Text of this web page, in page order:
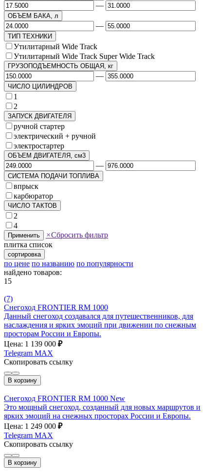
—
ОБЪЕМ БАКА, л
—
ТИП ТЕХНИКИ
Утилитарный Wide Track
Утилитарный Wide Track Super Wide Track
ГРУЗОПОДЪЕМНОСТЬ ОБЩАЯ, кг
—
ЧИСЛО ЦИЛИНДРОВ
1
2
ЗАПУСК ДВИГАТЕЛЯ
ручной стартер
электрический + ручной
электростартер
ОБЪЕМ ДВИГАТЕЛЯ, см3
—
СИСТЕМА ПОДАЧИ ТОПЛИВА
впрыск
карбюратор
ЧИСЛО ТАКТОВ
2
4
Применить ×Сбросить фильтр
плитка список
сортировка
по цене по названию по популярности
найдено товаров:
15
(7)
Снегоход FRONTIER RM 1000
Данный снегоход создавался для путешественников, для
наслаждения и ярких эмоций при движении по снежным
просторам России и Европы.
Цена: 1 139 000 ₽
Telegram MAX
Скопировать ссылку
В корзину
Снегоход FRONTIER RM 1000 New
Это мощный снегоход, созданный для новых маршрутов и
ярких эмоций на снежных просторах России и Европы.
Цена: 1 249 000 ₽
Telegram MAX
Скопировать ссылку
В корзину